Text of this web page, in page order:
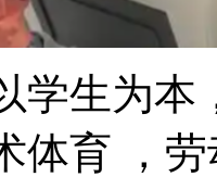
为本
术体育